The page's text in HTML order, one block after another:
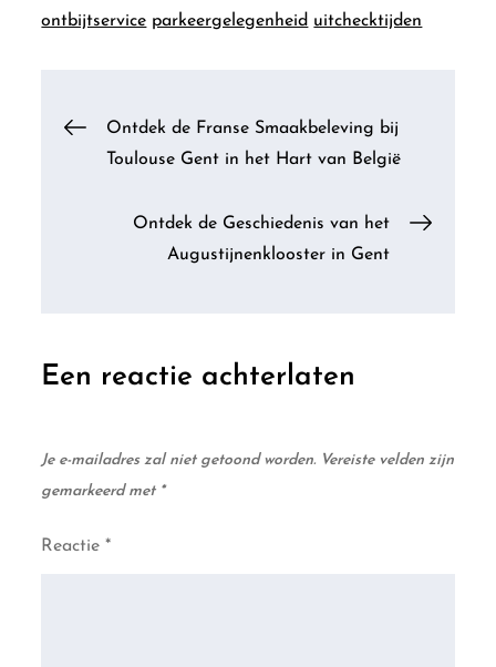
ontbijtservice parkeergelegenheid uitchecktijden
Berichtnavigatie
Ontdek de Franse Smaakbeleving bij
Toulouse Gent in het Hart van België
Ontdek de Geschiedenis van het
Augustijnenklooster in Gent
Een reactie achterlaten
Je e-mailadres zal niet getoond worden. Vereiste velden zijn
gemarkeerd met *
Reactie*